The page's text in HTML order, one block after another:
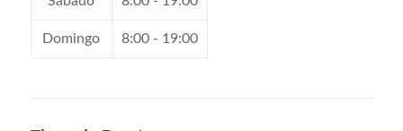
Domingo 8:00 - 19:00